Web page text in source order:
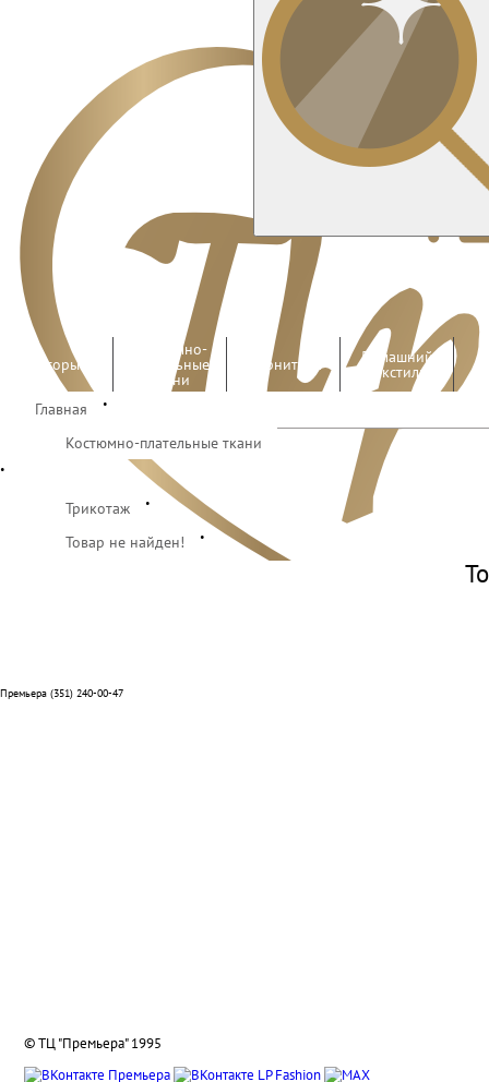
Шторы
Костюмно-
плательные
ткани
Фурнитура Домашний
текстиль
Работы
Главная •
Костюмно-плательные ткани
•
Трикотаж •
Товар не найден! •
Премьера (351) 240-00-47
© ТЦ "Премьера" 1995